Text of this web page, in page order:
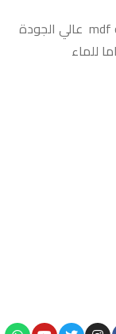
دولاب مفتوح شماعة وارفف وادراج من خامة mdf عالي الجودة